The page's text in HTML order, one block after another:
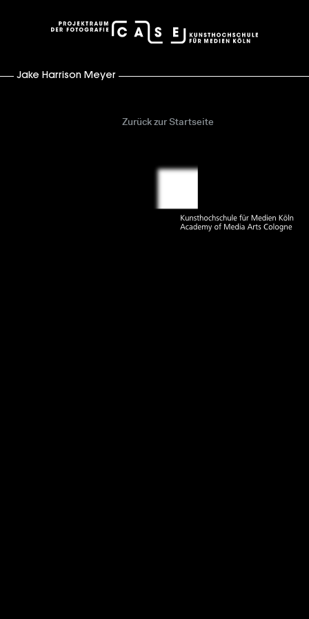
case – Projektraum der Fotografie
Jake Harrison Meyer
Zurück zur Startseite